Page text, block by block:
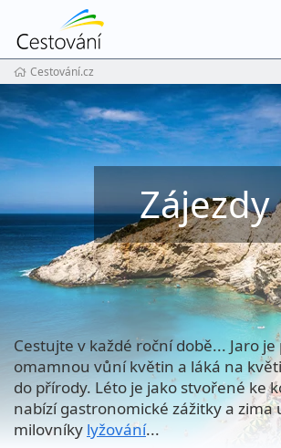
Cestování.cz
Zájezdy
Cestujte v každé roční době... Jaro
omamnou vůní květin a láká na
do přírody. Léto je jako stvořené ke
nabízí gastronomické zážitky a zima
milovníky lyžování...